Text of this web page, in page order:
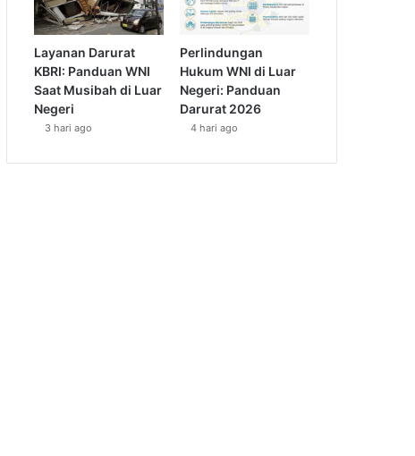
Layanan Darurat
KBRI: Panduan WNI
Saat Musibah di Luar
Negeri
3 hari ago
Perlindungan
Hukum WNI di Luar
Negeri: Panduan
Darurat 2026
4 hari ago